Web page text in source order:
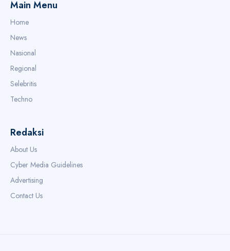
Main Menu
Home
News
Nasional
Regional
Selebritis
Techno
Redaksi
About Us
Cyber Media Guidelines
Advertising
Contact Us